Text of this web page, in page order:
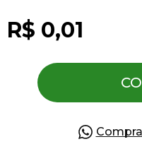
R$ 0,01
Pingentes